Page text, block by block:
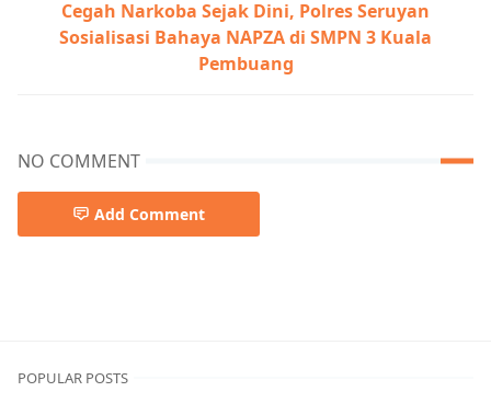
Cegah Narkoba Sejak Dini, Polres Seruyan
Sosialisasi Bahaya NAPZA di SMPN 3 Kuala
Pembuang
NO COMMENT
Add Comment
POPULAR POSTS